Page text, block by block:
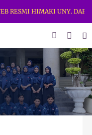
RESMI HIMAKI UNY.